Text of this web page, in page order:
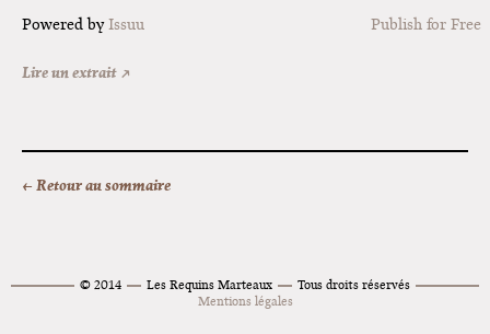
Powered byIssuu Publish for Free
Lire un extrait ↗
← Retour au sommaire
© 2014 Les Requins Marteaux
Tous droits réservés
Mentions légales